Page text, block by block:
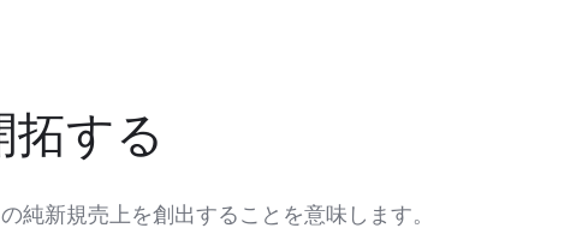
する
新規売上を創出することを意味します。